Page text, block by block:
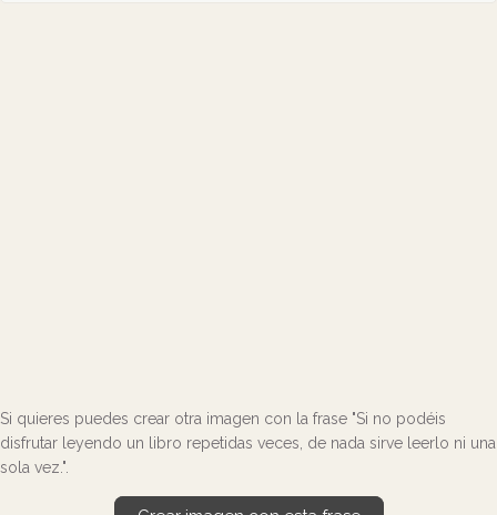
Si quieres puedes crear otra imagen con la frase "Si no podéis
disfrutar leyendo un libro repetidas veces, de nada sirve leerlo ni una
sola vez.".